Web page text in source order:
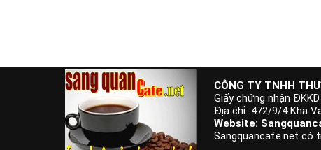
CÔNG TY TNHH
Giấy chứng nhận
Địa chỉ: 472/9/4 Kha
Website:
Sangquancafe.net có